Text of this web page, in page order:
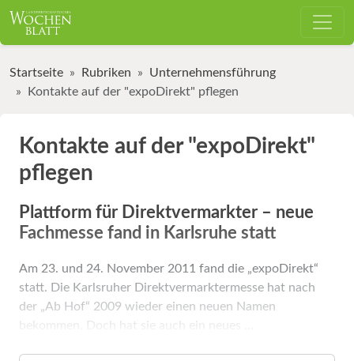
Startseite Rubriken
Unternehmensführung
Kontakte auf der "expoDirekt" pflegen
Kontakte auf der "expoDirekt"
pflegen
Plattform für Direktvermarkter – neue
Fachmesse fand in Karlsruhe statt
Am 23. und 24. November 2011 fand die „expoDirekt“
statt. Die Karlsruher Direktvermarktermesse hat nach
der „Ab Hof“ 2009 wieder einen neuen Namen
bekommen. Doch hat sie auch ein neues ...